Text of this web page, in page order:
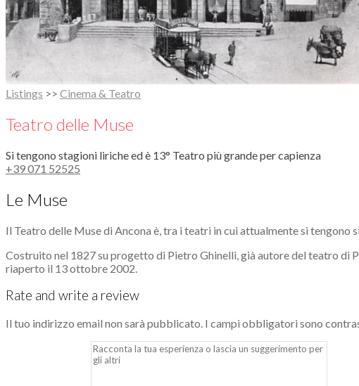
Listings >> Cinema & Teatro
Teatro delle Muse
Si tengono stagioni liriche ed è 13° Teatro più grande per capienza
+39 071 52525
Le Muse
Il Teatro delle Muse di Ancona è, tra i teatri in cui attualmente si
Costruito nel 1827 su progetto di Pietro Ghinelli, già autore del teatro di
riaperto il 13 ottobre 2002.
Rate and write a review
Il tuo indirizzo email non sarà pubblicato. I campi obbligatori sono